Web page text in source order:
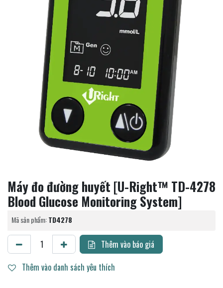
Máy đo đường huyết [U-Right™ TD-4278
Blood Glucose Monitoring System]
Mã sản phẩm:TD4278
Thêm vào báo giá
Thêm vào danh sách yêu thích